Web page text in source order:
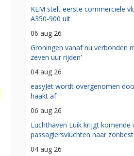
KLM stelt eerste commerciële
A350-900 uit
06 aug 26
Groningen vanaf nu verbonden
zeven uur rijden'
04 aug 26
easyJet wordt overgenomen
haakt af
06 aug 26
Luchthaven Luik krijgt komende
passagiersvluchten naar
04 aug 26